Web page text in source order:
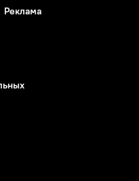
Реклама